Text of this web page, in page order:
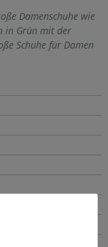
Damenschuhe wie
in Grün mit der
Schuhe für Damen